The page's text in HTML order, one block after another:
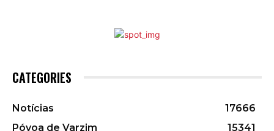
CATEGORIES
Notícias
17666
Póvoa de Varzim
15341